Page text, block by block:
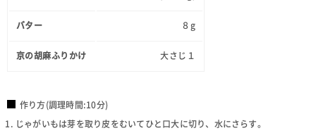
バター ８g
京の胡麻ふりかけ 大さじ１
作り方(調理時間:10分)
じゃがいもは芽を取り皮をむいてひと口大に切り、水にさらす。